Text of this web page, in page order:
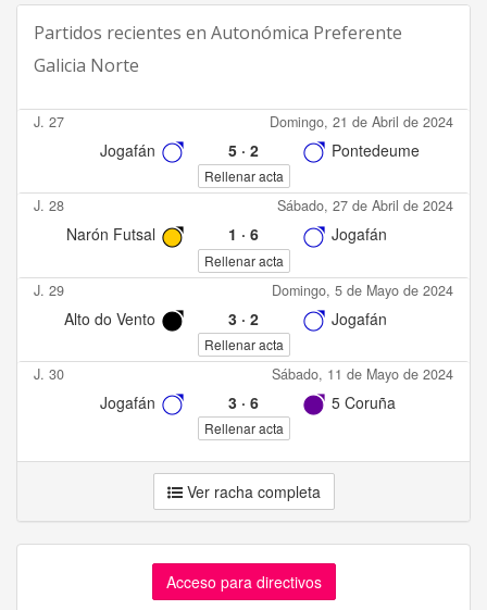
Partidos recientes en Autonómica Preferente
Galicia Norte
J. 27 Domingo, 21 de Abril de 2024
Jogafán 5· 2 Pontedeume
Rellenar acta
J. 28 Sábado, 27 de Abril de 2024
Narón Futsal 1 · 6 Jogafán
Rellenar acta
J. 29 Domingo, 5 de Mayo de 2024
Alto do Vento 3· 2 Jogafán
Rellenar acta
J. 30 Sábado, 11 de Mayo de 2024
Jogafán 3· 6 5 Coruña
Rellenar acta
Ver racha completa
Acceso para directivos